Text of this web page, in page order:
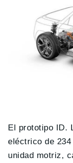
El prototipo ID.
eléctrico de
unidad motriz,